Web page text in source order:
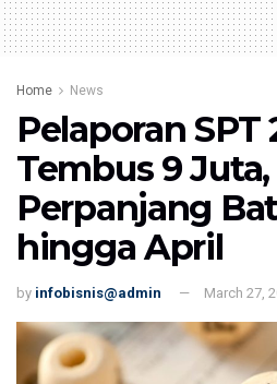
Home News
Pelaporan SPT
Tembus 9
Perpanjang
hingga April
by infobisnis@admin March 27,